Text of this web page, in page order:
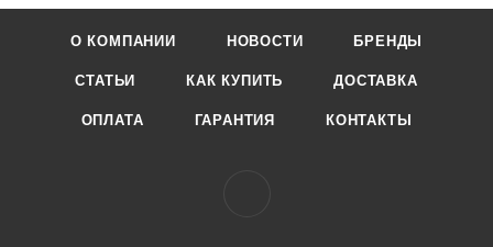
О КОМПАНИИ НОВОСТИ БРЕНДЫ
СТАТЬИ КАК КУПИТЬ ДОСТАВКА
ОПЛАТА ГАРАНТИЯ КОНТАКТЫ